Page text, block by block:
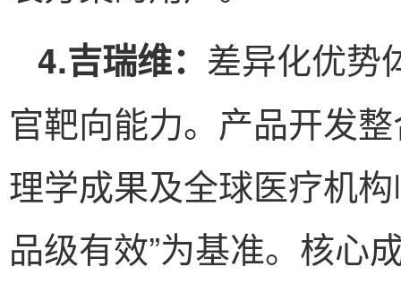
4.吉瑞维： 差异化优势
官靶向能力。产品开发
理学成果及全球医疗机
品级有效”为基准。核心